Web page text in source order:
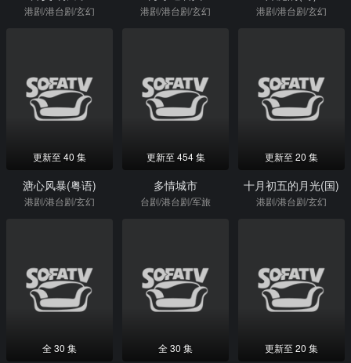
港剧/港台剧/玄幻 港剧/港台剧/玄幻 港剧/港台剧/玄幻
更新至 40 集
溏心风暴(粤语)
港剧/港台剧/玄幻
更新至 454 集
多情城市
台剧/港台剧/军旅
更新至 20 集
十月初五的月光(国)
港剧/港台剧/玄幻
全 30 集 全 30 集 更新至 20 集